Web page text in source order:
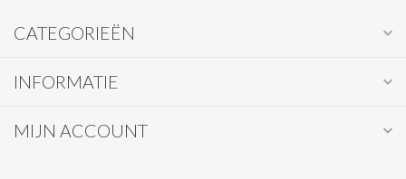
CATEGORIEËN
INFORMATIE
MIJN ACCOUNT